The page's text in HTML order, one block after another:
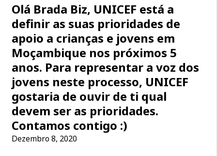
Olá Brada Biz, UNICEF está a
definir as suas prioridades de
apoio a crianças e jovens em
Moçambique nos próximos 5
anos. Para representar a voz dos
jovens neste processo, UNICEF
gostaria de ouvir de ti qual
devem ser as prioridades.
Contamos contigo :)
Dezembro 8, 2020